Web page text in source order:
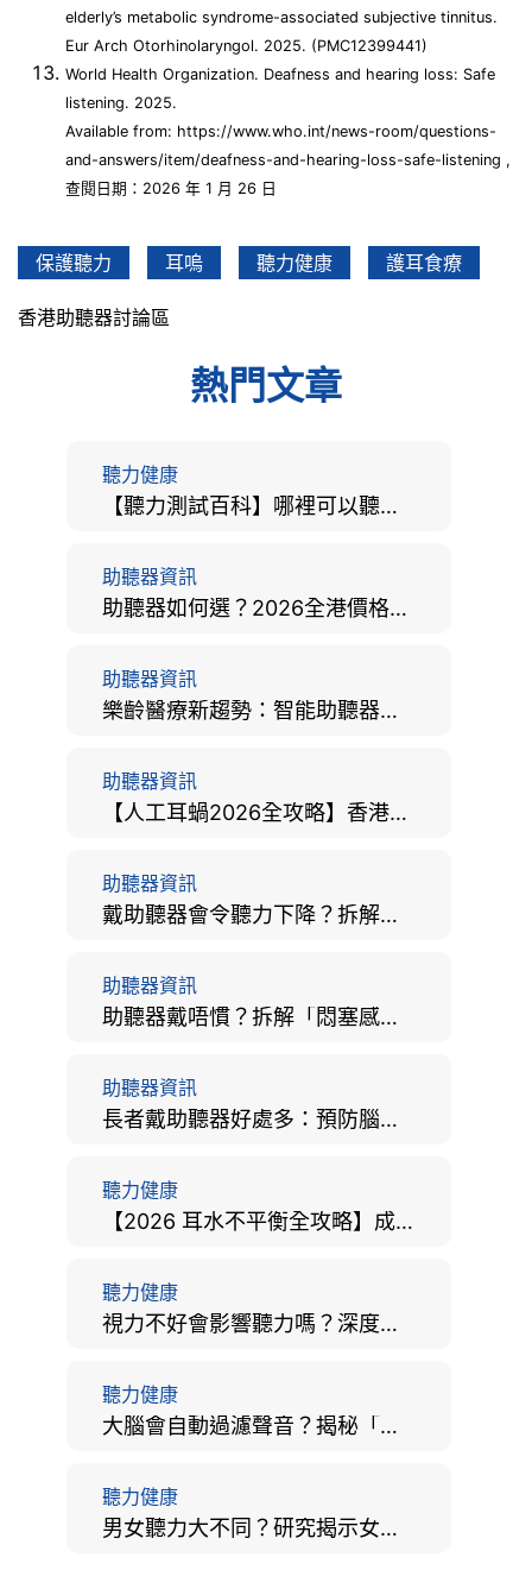
elderly’s metabolic syndrome-associated subjective tinnitus.
Eur Arch Otorhinolaryngol. 2025. (PMC12399441)
World Health Organization. Deafness and hearing loss: Safe
listening. 2025.
Available from: https://www.who.int/news-room/questions-
and-answers/item/deafness-and-hearing-loss-safe-listening ,
查閱日期：2026 年 1 月 26 日
保護聽力 耳嗚 聽力健康 護耳食療
香港助聽器討論區
熱門文章
聽力健康
【聽力測試百科】哪裡可以聽力檢查？費用、標準、流程、在家聽力檢測與iPhone測試全攻略
助聽器資訊
助聽器如何選？2026全港價格比較、款式分析及老人選購全攻略
助聽器資訊
樂齡醫療新趨勢：智能助聽器結合 AI 眼底相機，如何全方位守護長者健康？
助聽器資訊
【人工耳蝸2026全攻略】香港手術費用、原理與副作用評估！
助聽器資訊
戴助聽器會令聽力下降？拆解越戴越聾迷思與聽覺剝奪真相
助聽器資訊
助聽器戴唔慣？拆解「悶塞感」成因、堵耳效應與 4 週適應期全攻略
助聽器資訊
長者戴助聽器好處多：預防腦退化、9大誤區破解及家屬陪伴全手冊
聽力健康
【2026 耳水不平衡全攻略】成因、病徵、治療及改善方法
聽力健康
視力不好會影響聽力嗎？深度拆解大腦「眼耳並用」的科學秘密
聽力健康
大腦會自動過濾聲音？揭秘「聽覺注意」機制與聽力健康的深層關係
聽力健康
男女聽力大不同？研究揭示女性聽覺更靈敏！為何男性更易聽力損失？